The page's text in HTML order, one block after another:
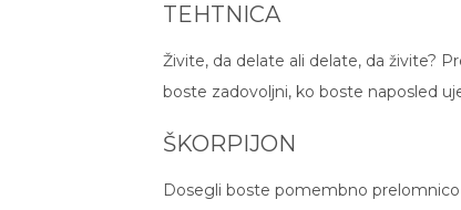
TEHTNICA
Živite, da delate ali delate, da živite?
boste zadovoljni, ko boste naposled
ŠKORPIJON
Dosegli boste pomembno prelomnico